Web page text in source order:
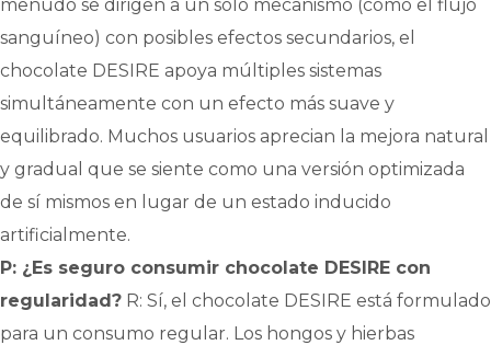
menudo se dirigen a un solo mecanismo (como el flujo
sanguíneo) con posibles efectos secundarios, el
chocolate DESIRE apoya múltiples sistemas
simultáneamente con un efecto más suave y
equilibrado. Muchos usuarios aprecian la mejora natural
y gradual que se siente como una versión optimizada
de sí mismos en lugar de un estado inducido
artificialmente.
P: ¿Es seguro consumir chocolate DESIRE con
regularidad? R: Sí, el chocolate DESIRE está formulado
para un consumo regular. Los hongos y hierbas